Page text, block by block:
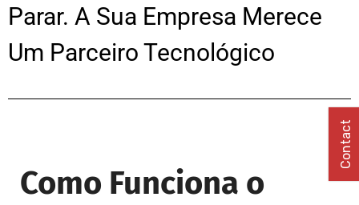
Parar. A Sua Empresa Merece
Um Parceiro Tecnológico
Como Funciona o
Contact